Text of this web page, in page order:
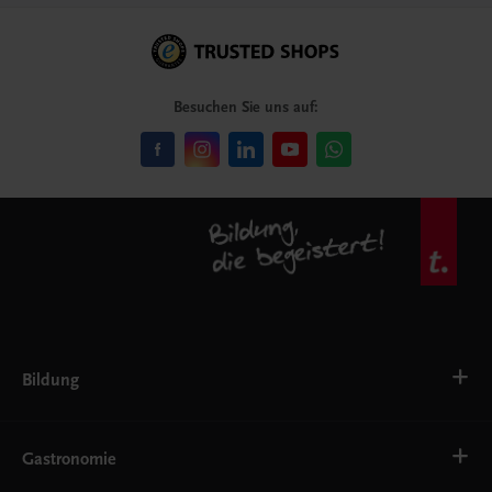
Besuchen Sie uns auf:
Bildung
Ernährung
Gastronomie